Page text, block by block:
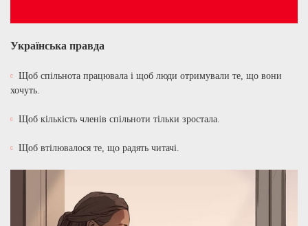
Українська правда
Щоб спільнота працювала і щоб люди отримували те, що вони
хочуть.
Щоб кількість членів спільноти тільки зростала.
Щоб втілювалося те, що радять читачі.